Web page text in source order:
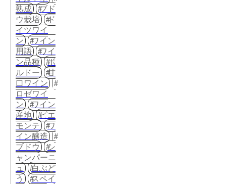
熟成
ブド
ウ栽培
ド
イツワイ
ン
ワイン
用語
ワイ
ン品種
ボ
ルドー
甘
口ワイン
ロゼワイ
ン
ワイン
産地
ピエ
モンテ
ワ
イン醸造
ブドウ
シ
ャンパーニ
ュ
白ぶど
う
スペイ